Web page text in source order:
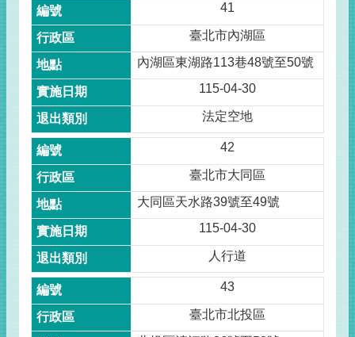
41
臺北市內湖區
內湖區東湖路113巷48號至50號
115-04-30
法定空地
42
臺北市大同區
大同區天水路39號至49號
115-04-30
人行道
43
臺北市北投區